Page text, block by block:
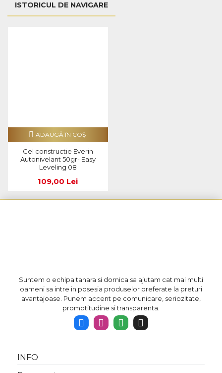
ISTORICUL DE NAVIGARE
Gel constructie Everin
Autonivelant 50gr- Easy
Leveling 08
109,00 Lei
ADAUGĂ ÎN COŞ
Suntem o echipa tanara si dornica sa ajutam cat mai multi
oameni sa intre in posesia produselor preferate la preturi
avantajoase. Punem accent pe comunicare, seriozitate,
promptitudine si transparenta.
INFO